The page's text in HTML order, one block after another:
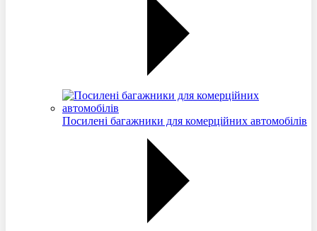
Посилені багажники для комерційних автомобілів